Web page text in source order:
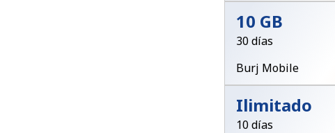
10 GB
30 días
Burj Mobile
Ilimitado
10 días